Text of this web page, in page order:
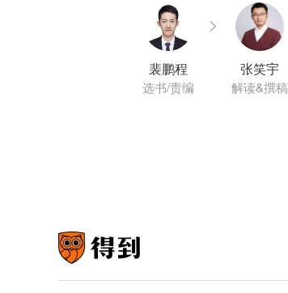
裴鹏程
选书/责编
张笑宇
解读&撰稿